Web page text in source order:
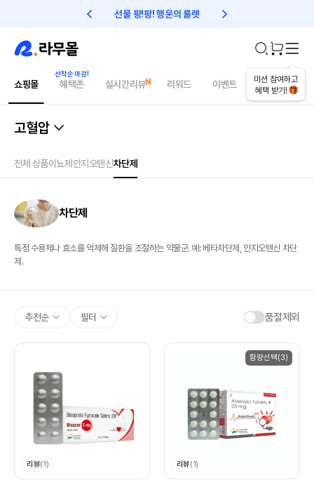
선물 팡!팡! 행운의 룰렛 친구초대 1만원 리워드!
미션 참여하고
혜택 받기!
쇼핑몰 혜택존 실시간리뷰 리워드 이벤트 건강매거진
고혈압
전체 상품이뇨제 안지오텐신차단제
차단제
특정 수용체나 효소를 억제해 질환을 조절하는 약물군. 예: 베타차단제, 안지오텐신 차단
제.
추천순 필터 품절제외
리뷰(1)
함량선택(3)
리뷰(1)